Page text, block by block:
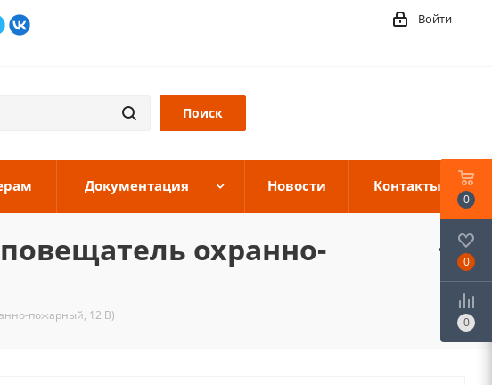
Войти
Документация Новости Контакты
охранно-
пожарный, 12 В)
0
0
0